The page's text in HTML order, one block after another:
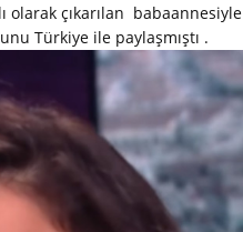
olarak çıkarılan babaannesiyle
Türkiye ile paylaşmıştı .